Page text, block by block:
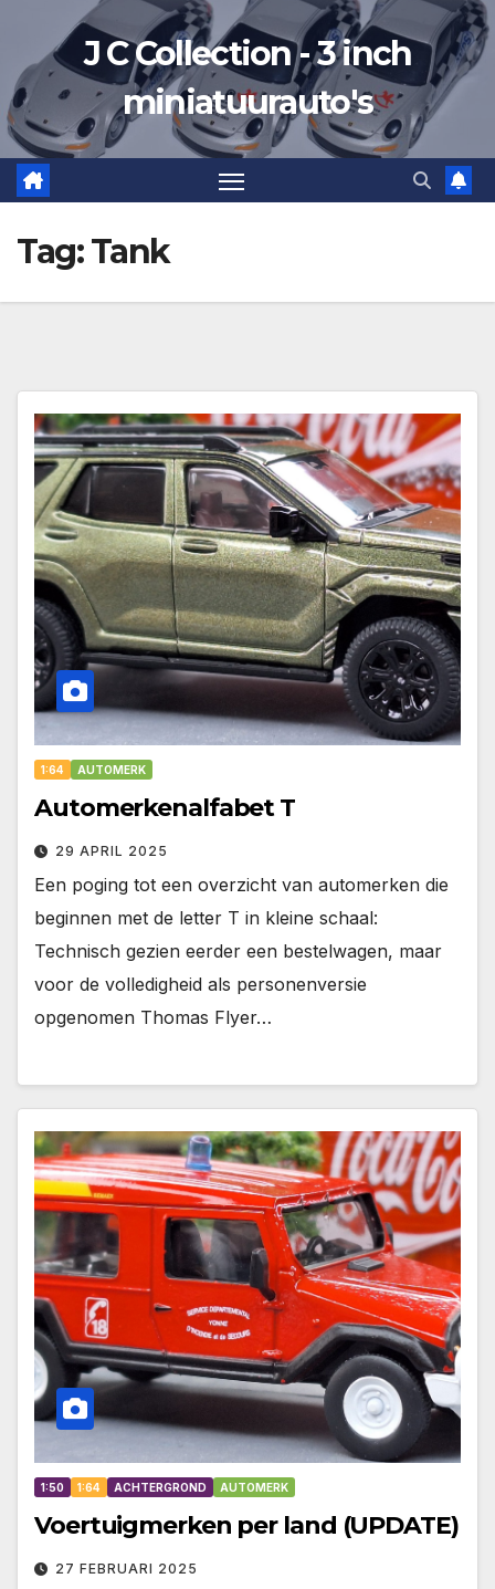
de
inhoud
J C Collection - 3 inch
miniatuurauto's
Tag:Tank
1:64 AUTOMERK
Automerkenalfabet T
29 APRIL 2025
Een poging tot een overzicht van automerken die
beginnen met de letter T in kleine schaal:
Technisch gezien eerder een bestelwagen, maar
voor de volledigheid als personenversie
opgenomen Thomas Flyer…
1:50 1:64 ACHTERGROND AUTOMERK
Voertuigmerken per land (UPDATE)
27 FEBRUARI 2025